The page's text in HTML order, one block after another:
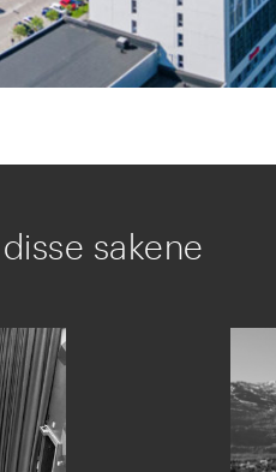
sakene